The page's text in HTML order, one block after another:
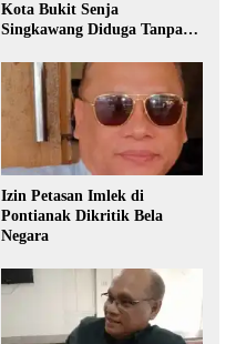
Kota Bukit Senja
Singkawang Diduga Tanpa
Izin Petasan Imlek di
Pontianak Dikritik Bela
Negara